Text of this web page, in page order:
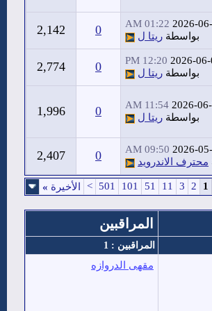
2026-
01:22 AM
بواسطة ريتا ل 0
2,142
2026-06-
12:20 PM
بواسطة ريتا ل 0
2,774
2026-
11:54 AM
بواسطة ريتا ل 0
1,996
2026-
09:50 AM
محترف الاندرويد 0
2,407
1
2
3
11
51
101
501
> الأخيرة »
المراقبين
المراقبين : 1
مقهى الدروازه